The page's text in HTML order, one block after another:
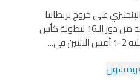
على خروج بريطانيا
من الاتحاد الأوروبي وأطاح به من دور الـ16 لبطولة كأس